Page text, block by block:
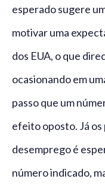
esperado sugere
motivar uma
dos EUA, o que
ocasionando em
passo que um
efeito oposto. Já
desemprego é
número indicado,